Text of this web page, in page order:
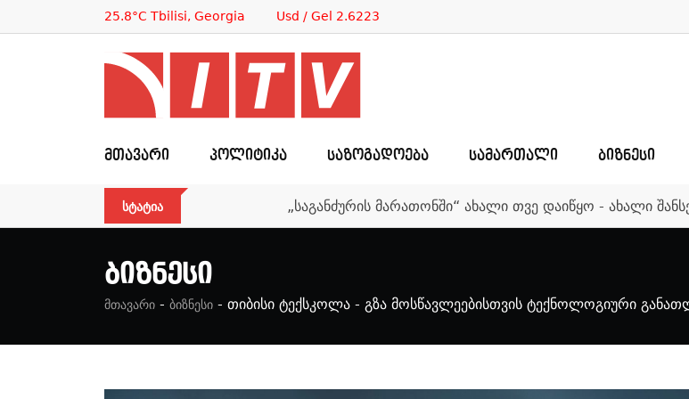
25.8°C Tbilisi, Georgia Usd / Gel 2.6223
ᲛᲗᲐᲕᲐᲠᲘ ᲞᲝᲚᲘᲢᲘᲙᲐ ᲡᲐᲖᲝᲒᲐᲓᲝᲔᲑᲐ ᲡᲐᲛᲐᲠᲗᲐᲚᲘ ᲑᲘᲖᲜᲔᲡᲘ
ᲡᲢᲐᲢᲘᲐ „საგანძურის მარათონში“ ახალი თვე დაიწყო - ახალი
Ბიზნესი
მთავარი - ბიზნესი - თიბისი ტექსკოლა - გზა მოსწავლეებისთვის ტექნოლოგიური